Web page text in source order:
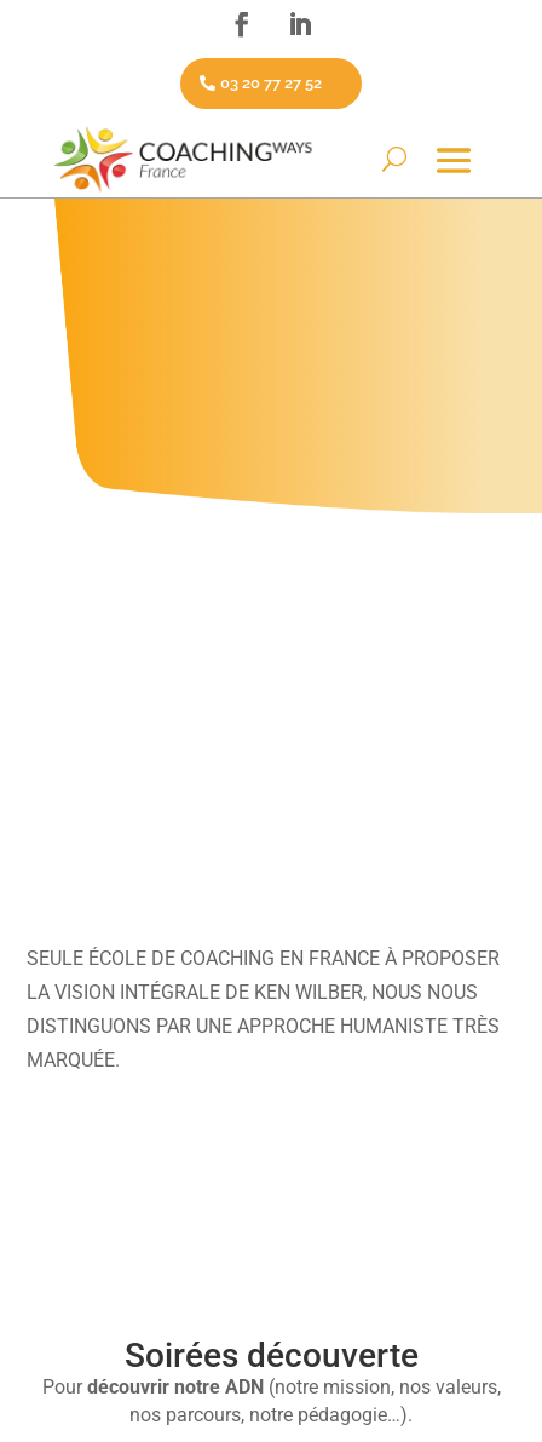
03 20 77 27 52
SEULE ÉCOLE DE COACHING EN FRANCE À PROPOSER
LA VISION INTÉGRALE DE KEN WILBER, NOUS NOUS
DISTINGUONS PAR UNE APPROCHE HUMANISTE TRÈS
MARQUÉE.
Soirées découverte
Pourdécouvrir notre ADN(notre mission, nos valeurs,
nos parcours, notre pédagogie…).